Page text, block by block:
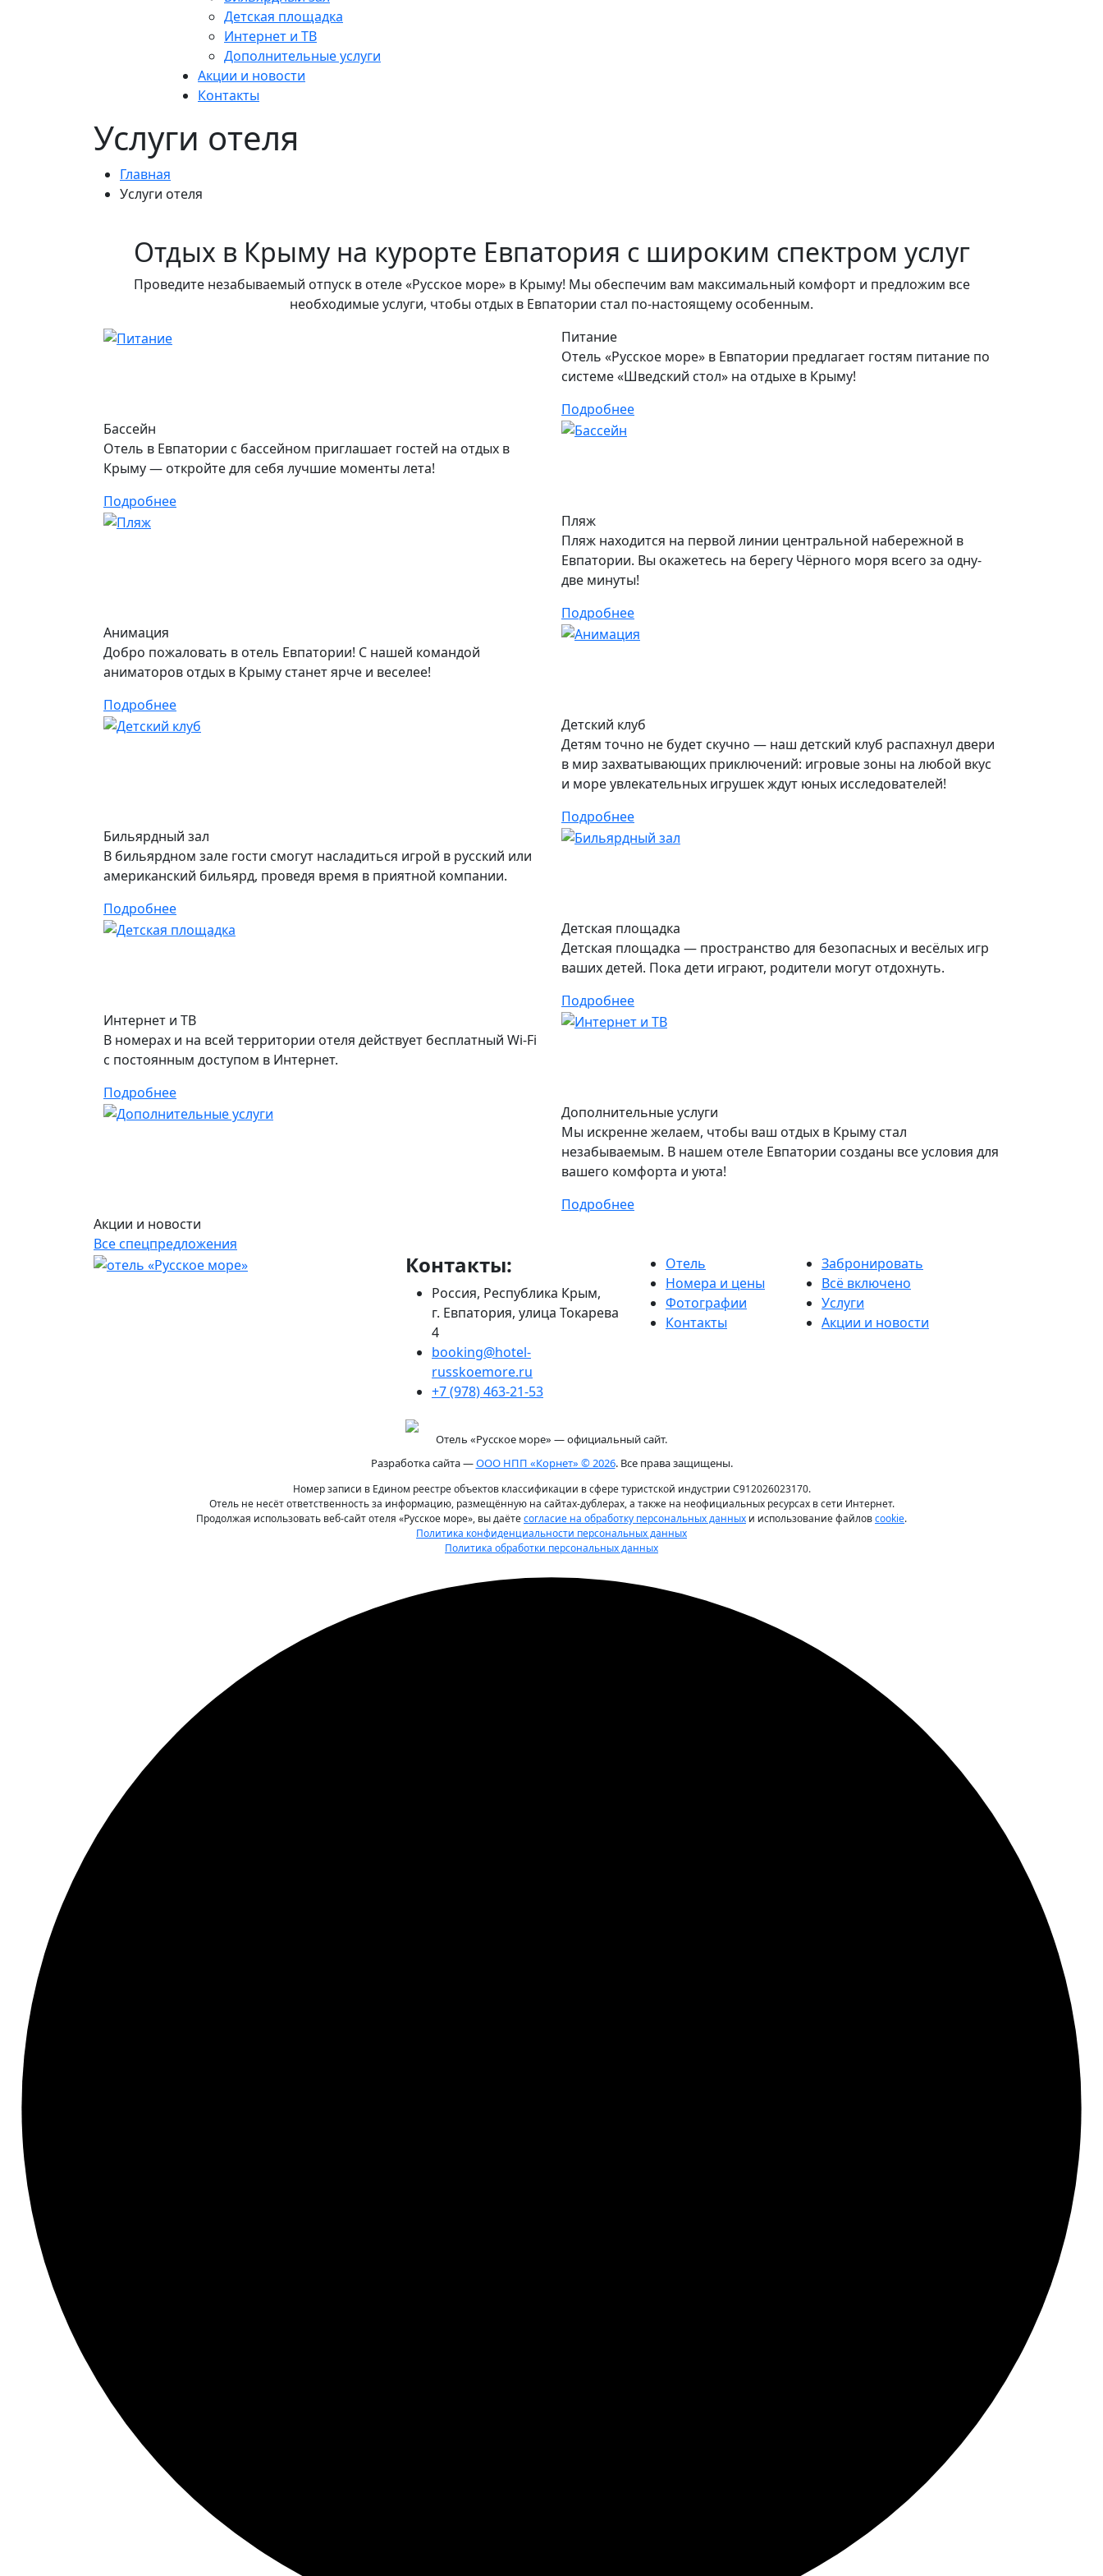
Детская площадка
Интернет и ТВ
Дополнительные услуги
Акции и новости
Контакты
Услуги отеля
Главная
Услуги отеля
Отдых в Крыму на курорте Евпатория с широким спектром услуг
Проведите незабываемый отпуск в отеле «Русское море» в Крыму! Мы обеспечим вам максимальный комфорт и предложим все
необходимые услуги, чтобы отдых в Евпатории стал по-настоящему особенным.
Питание
Отель «Русское море» в Евпатории предлагает гостям питание по
системе «Шведский стол» на отдыхе в Крыму!
Подробнее
Бассейн
Отель в Евпатории с бассейном приглашает гостей на отдых в
Крыму — откройте для себя лучшие моменты лета!
Подробнее
Пляж
Пляж находится на первой линии центральной набережной в
Евпатории. Вы окажетесь на берегу Чёрного моря всего за одну-
две минуты!
Подробнее
Анимация
Добро пожаловать в отель Евпатории! С нашей командой
аниматоров отдых в Крыму станет ярче и веселее!
Подробнее
Детский клуб
Детям точно не будет скучно — наш детский клуб распахнул двери
в мир захватывающих приключений: игровые зоны на любой вкус
и море увлекательных игрушек ждут юных исследователей!
Подробнее
Бильярдный зал
В бильярдном зале гости смогут насладиться игрой в русский или
американский бильярд, проведя время в приятной компании.
Подробнее
Детская площадка
Детская площадка — пространство для безопасных и весёлых игр
ваших детей. Пока дети играют, родители могут отдохнуть.
Подробнее
Интернет и ТВ
В номерах и на всей территории отеля действует бесплатный Wi-Fi
с постоянным доступом в Интернет.
Подробнее
Дополнительные услуги
Мы искренне желаем, чтобы ваш отдых в Крыму стал
незабываемым. В нашем отеле Евпатории созданы все условия для
вашего комфорта и уюта!
Подробнее
Акции и новости
Все спецпредложения
Контакты:
Россия, Республика Крым,
г. Евпатория, улица Токарева
4
booking@hotel-
russkoemore.ru
+7 (978) 463-21-53
Отель
Номера и цены
Фотографии
Контакты
Забронировать
Всё включено
Услуги
Акции и новости
Отель «Русское море» — официальный сайт.
Разработка сайта —ООО НПП «Корнет» © 2026. Все права защищены.
Номер записи в Едином реестре объектов классификации в сфере туристской индустрии С912026023170.
Отель не несёт ответственность за информацию, размещённую на сайтах-дублерах, а также на неофициальных ресурсах в сети Интернет.
Продолжая использовать веб-сайт отеля «Русское море», вы даётесогласие на обработку персональных данных и использование файловcookie.
Политика конфиденциальности персональных данных
Политика обработки персональных данных